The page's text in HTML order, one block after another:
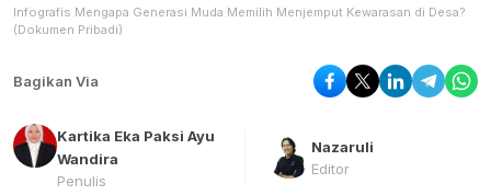
Infografis Mengapa Generasi Muda Memilih Menjemput Kewarasan di Desa?
(Dokumen Pribadi)
Bagikan Via
Kartika Eka Paksi Ayu
Wandira
Penulis
Nazaruli
Editor